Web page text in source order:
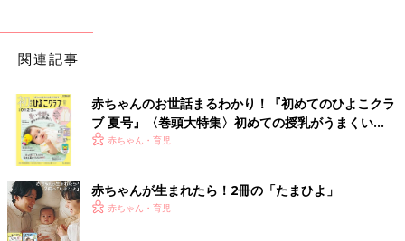
出典：Instagramアカウント「suzuran.2」
こちらはsuzuran.2さんが購入した、3COINS×ポケピースの「ミ
ニジップバッグ」。いろいろなポケモンがデザインされていて、
関連記事
赤ちゃんのお世話まるわかり！『初めてのひよこクラ
ブ 夏号』〈巻頭大特集〉初めての授乳がうまくい
く！ おっぱい・ミルクの基本と夏のトラブル 解決テ
赤ちゃん・育児
赤ちゃんが生まれたら！2冊の「たまひよ」
赤ちゃん・育児